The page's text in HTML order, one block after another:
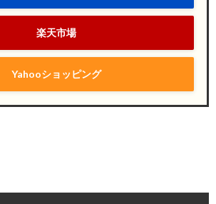
楽天市場
Yahooショッピング